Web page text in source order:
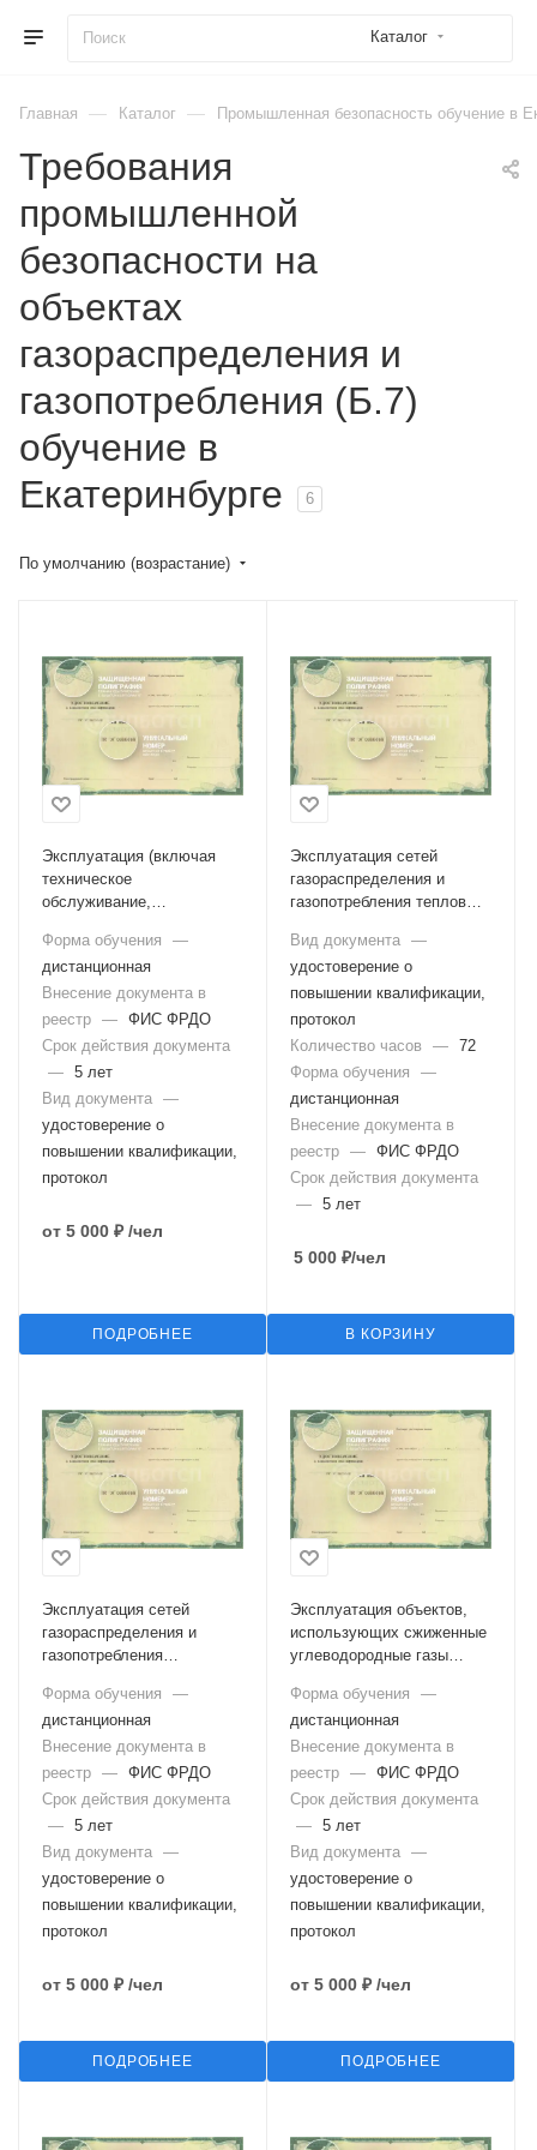
Каталог
Главная — Каталог — Промышленная безопасность обучение в
Требования
промышленной
безопасности на
объектах
газораспределения и
газопотребления (Б.7)
обучение в
Екатеринбурге
6
По умолчанию (возрастание)
Эксплуатация (включая
техническое
обслуживание,
диагностирование,
текущий ремонт) сетей
газораспределения и
газопотребления (Б.7.1)
Форма обучения
—
дистанционная
Внесение документа в
реестр — ФИС ФРДО
Срок действия документа
— 5 лет
Вид документа —
удостоверение о
повышении квалификации,
протокол
от 5 000 ₽ /чел
ПОДРОБНЕЕ
Эксплуатация сетей
газораспределения и
газопотребления тепловых
(Б.7.2)
Вид документа —
удостоверение о
повышении квалификации,
протокол
Количество часов
— 72
Форма обучения
—
дистанционная
Внесение документа в
реестр — ФИС ФРДО
Срок действия документа
— 5 лет
5 000 ₽/чел
В КОРЗИНУ
Эксплуатация сетей
газораспределения и
газопотребления
парогазовых установок
(Б.7.3)
Форма обучения
—
дистанционная
Внесение документа в
реестр — ФИС ФРДО
Срок действия документа
— 5 лет
Вид документа —
удостоверение о
повышении квалификации,
протокол
от 5 000 ₽ /чел
ПОДРОБНЕЕ
Эксплуатация объектов,
использующих сжиженные
углеводородные газы
Форма обучения
—
дистанционная
Внесение документа в
реестр — ФИС ФРДО
Срок действия документа
— 5 лет
Вид документа —
удостоверение о
повышении квалификации,
протокол
от 5 000 ₽ /чел
ПОДРОБНЕЕ